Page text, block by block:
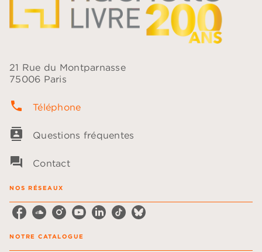
21 Rue du Montparnasse
75006 Paris
phone Téléphone
contacts Questions fréquentes
question_answer Contact
NOS RÉSEAUX
NOTRE CATALOGUE